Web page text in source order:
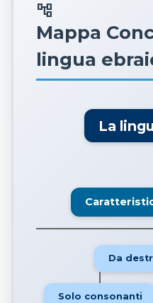
account_tree
Mappa
lingua
La
Da
Solo consonanti